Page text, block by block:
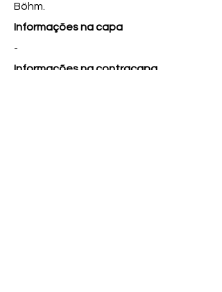
Böhm.
Informações na capa
-
Informações na contracapa